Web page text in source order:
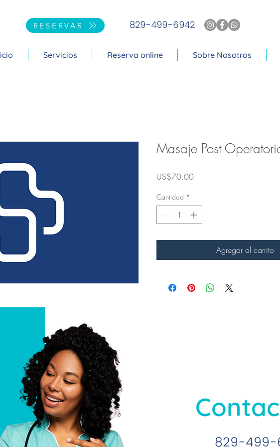
RESERVAR 829-499-6942
Servicios Reserva online Sobre Nosotros
Masaje Post
US$70.00Precio
Cantidad *
Agregar al carrito
829-499-